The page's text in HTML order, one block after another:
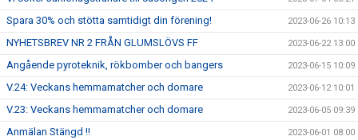
Spara 30% och stötta samtidigt din förening! 2023-06-26 10:13
NYHETSBREV NR 2 FRÅN GLUMSLÖVS FF 2023-06-22 13:00
Angående pyroteknik, rökbomber och bangers 2023-06-15 10:09
V.24: Veckans hemmamatcher och domare 2023-06-12 10:01
V.23: Veckans hemmamatcher och domare 2023-06-05 09:39
Anmälan Stängd !! 2023-06-01 08:00